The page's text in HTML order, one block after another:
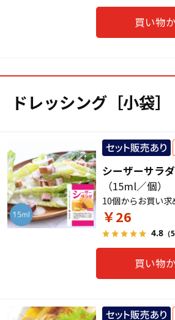
買い物
ドレッシング［小袋］
シーザーサラ
（15ml／個）
10個からお買い
￥26
4.8（5
買い物